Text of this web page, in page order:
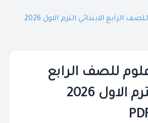
امتحانات علوم للصف الرابع الابتدائي الترم الاول 2026
للصف الرابع
الابتدائي الترم الاول 2026